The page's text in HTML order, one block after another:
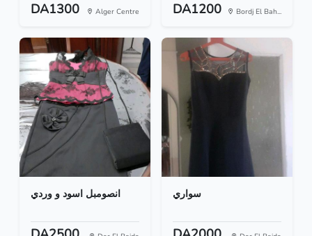
DA1300 Alger Centre DA1200 Bordj El Bah...
انصومبل اسود و وردي سواري